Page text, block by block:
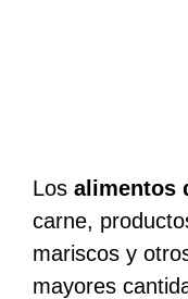
Los alimentos
carne,
mariscos y
mayores